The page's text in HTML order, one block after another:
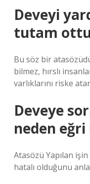
Deveyi
tutam
Bu söz bir
bilmez, hırslı
varlıklarını riske
Deveye
neden
Atasözü Yapılan işin
hatalı olduğunu